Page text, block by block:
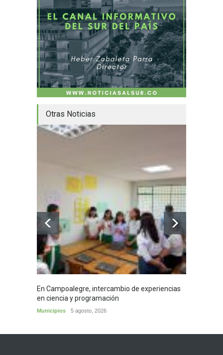
Otras Noticias
En Campoalegre, intercambio de experiencias
en ciencia y programación
Municipios 5 agosto, 2026